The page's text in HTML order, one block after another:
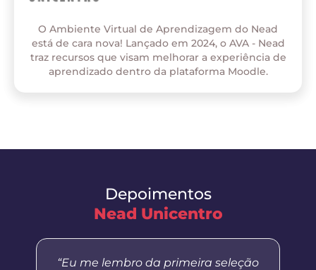
O Ambiente Virtual de Aprendizagem do Nead
está de cara nova! Lançado em 2024, o AVA - Nead
traz recursos que visam melhorar a experiência de
aprendizado dentro da plataforma Moodle.
Depoimentos
Nead Unicentro
“Eu me lembro da primeira seleção